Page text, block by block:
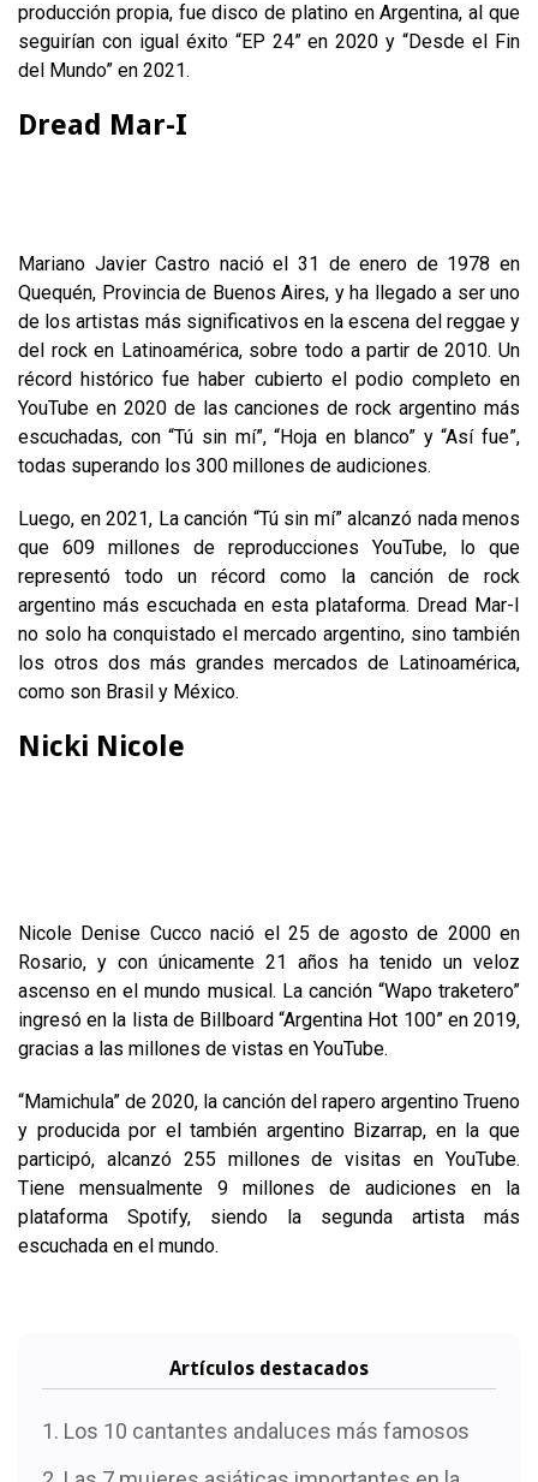
producción propia, fue disco de platino en Argentina, al que
seguirían con igual éxito “EP 24” en 2020 y “Desde el Fin
del Mundo” en 2021.
Dread Mar-I
Mariano Javier Castro nació el 31 de enero de 1978 en
Quequén, Provincia de Buenos Aires, y ha llegado a ser uno
de los artistas más significativos en la escena del reggae y
del rock en Latinoamérica, sobre todo a partir de 2010. Un
récord histórico fue haber cubierto el podio completo en
YouTube en 2020 de las canciones de rock argentino más
escuchadas, con “Tú sin mí”, “Hoja en blanco” y “Así fue”,
todas superando los 300 millones de audiciones.
Luego, en 2021, La canción “Tú sin mí” alcanzó nada menos
que 609 millones de reproducciones YouTube, lo que
representó todo un récord como la canción de rock
argentino más escuchada en esta plataforma. Dread Mar-I
no solo ha conquistado el mercado argentino, sino también
los otros dos más grandes mercados de Latinoamérica,
como son Brasil y México.
Nicki Nicole
Nicole Denise Cucco nació el 25 de agosto de 2000 en
Rosario, y con únicamente 21 años ha tenido un veloz
ascenso en el mundo musical. La canción “Wapo traketero”
ingresó en la lista de Billboard “Argentina Hot 100” en 2019,
gracias a las millones de vistas en YouTube.
“Mamichula” de 2020, la canción del rapero argentino Trueno
y producida por el también argentino Bizarrap, en la que
participó, alcanzó 255 millones de visitas en YouTube.
Tiene mensualmente 9 millones de audiciones en la
plataforma Spotify, siendo la segunda artista más
escuchada en el mundo.
Artículos destacados
Los 10 cantantes andaluces más famosos